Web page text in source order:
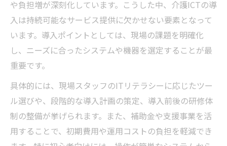
や負担増が深刻化しています。こうした中、介護ICTの導
入は持続可能なサービス提供に欠かせない要素となって
います。導入ポイントとしては、現場の課題を明確化
し、ニーズに合ったシステムや機器を選定することが最
重要です。
具体的には、現場スタッフのITリテラシーに応じたツー
ル選びや、段階的な導入計画の策定、導入前後の研修体
制の整備が挙げられます。また、補助金や支援事業を活
用することで、初期費用や運用コストの負担を軽減でき